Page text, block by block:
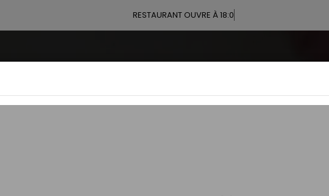
RESTAURANT OUVRE À 18:00